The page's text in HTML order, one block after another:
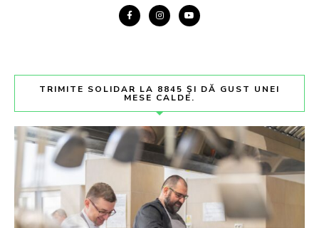
TRIMITE SOLIDAR LA 8845 ȘI DĂ GUST UNEI
MESE CALDE.